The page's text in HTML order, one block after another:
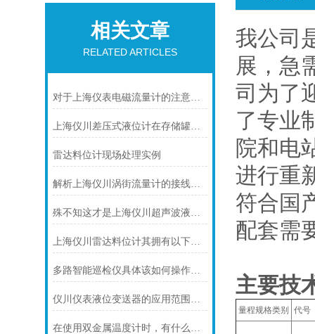
相关文章
RELATED ARTICLES
对于上海仪表电磁流量计的注意事项，你可知晓！
上海仪川差压式液位计在存储罐液位测量的应用
雷达料位计现场处理实例
解析上海仪川涡街流量计的接线情况
殊不知这才是上海仪川超声波液位计的四大性能特点
上海仪川雷达料位计其拥有以下几大特点
多路智能巡检仪具体该如何操作呢？
仪川仪表液位变送器的应用范围涵盖了多个行业和领域
在使用双金属温度计时，有什么地方需要注意的呢？
我公司
展，急
司为了
了专业
院和电
进行重
符合国
配套需
主要技
量程规格类别 代号